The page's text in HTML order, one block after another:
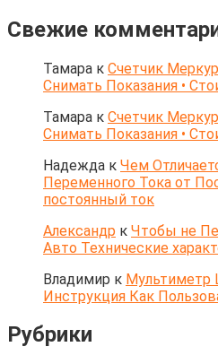
Свежие
Тамара к Счетчик
Снимать Показания •
Тамара к Счетчик
Снимать Показания •
Надежда к Чем
Переменного Тока от
постоянный ток
Александр к Чтобы не
Авто Технические
Владимир к Мультиметр
Инструкция Как
Рубрики